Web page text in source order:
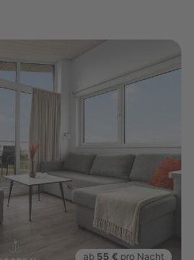
ab 55 € pro Nacht